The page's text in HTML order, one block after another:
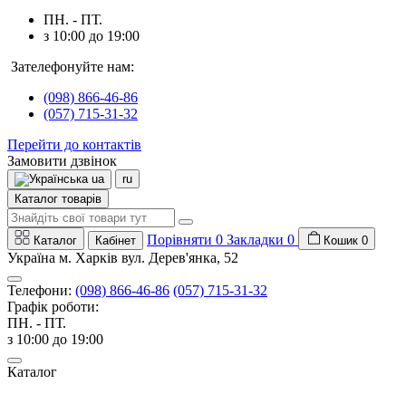
ПН. - ПТ.
з 10:00 до 19:00
Зателефонуйте нам:
(098) 866-46-86
(057) 715-31-32
Перейти до контактів
Замовити дзвінок
ua
ru
Каталог товарів
Каталог Кабінет Порівняти 0 Закладки 0 Кошик 0
Україна м. Харків вул. Дерев'янка, 52
Телефони: (098) 866-46-86 (057) 715-31-32
Графік роботи:
ПН. - ПТ.
з 10:00 до 19:00
Каталог